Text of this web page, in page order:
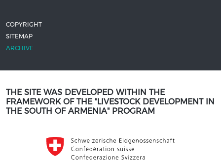
COPYRIGHT
SITEMAP
ARCHIVE
THE SITE WAS DEVELOPED WITHIN THE
FRAMEWORK OF THE "LIVESTOCK DEVELOPMENT IN
THE SOUTH OF ARMENIA" PROGRAM